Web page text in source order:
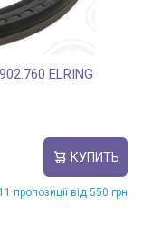
ELRING
КУПИТЬ
пропозиції від 550 грн